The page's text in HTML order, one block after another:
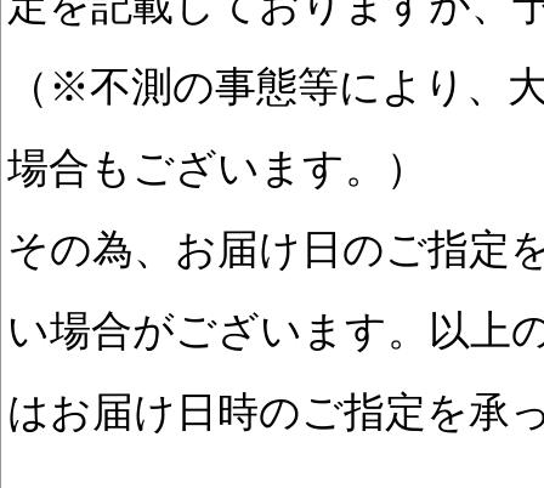
（※不測の事態等により、
場合もございます。）
その為、お届け日のご指定
い場合がございます。以上
はお届け日時のご指定を承